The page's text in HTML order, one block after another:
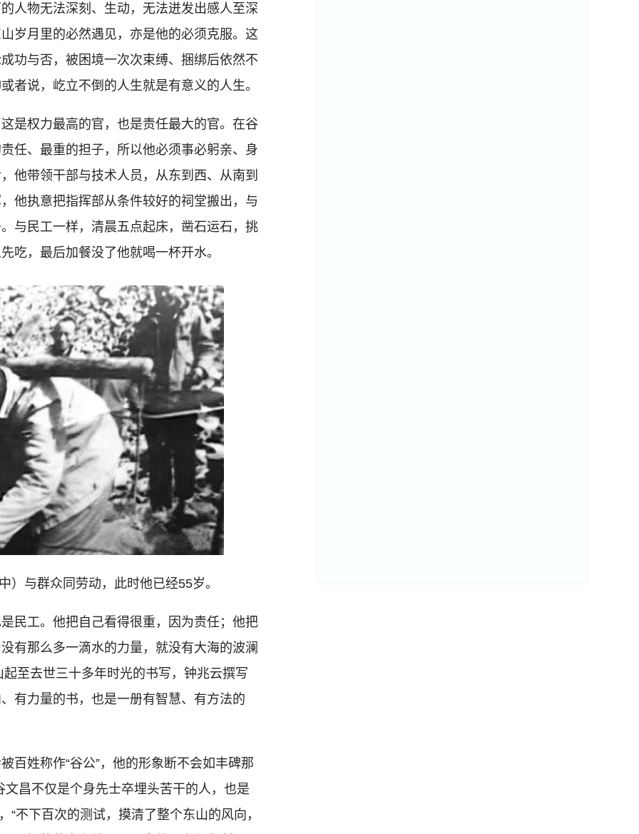
物无法深刻、生动，无法迸发出感人至深
岁月里的必然遇见，亦是他的必须克服。这
功与否，被困境一次次束缚、捆绑后依然不
者说，屹立不倒的人生就是有意义的人生。
权力最高的官，也是责任最大的官。在谷
任、最重的担子，所以他必须事必躬亲、身
他带领干部与技术人员，从东到西、从南到
他执意把指挥部从条件较好的祠堂搬出，与
与民工一样，清晨五点起床，凿石运石，挑
吃，最后加餐没了他就喝一杯开水。
与群众同劳动，此时他已经55岁。
工。他把自己看得很重，因为责任；他把
有那么多一滴水的力量，就没有大海的波澜
至去世三十多年时光的书写，钟兆云撰写
有力量的书，也是一册有智慧、有方法的
姓称作“谷公”，他的形象断不会如丰碑那
昌不仅是个身先士卒埋头苦干的人，也是
“不下百次的测试，摸清了整个东山的风向，